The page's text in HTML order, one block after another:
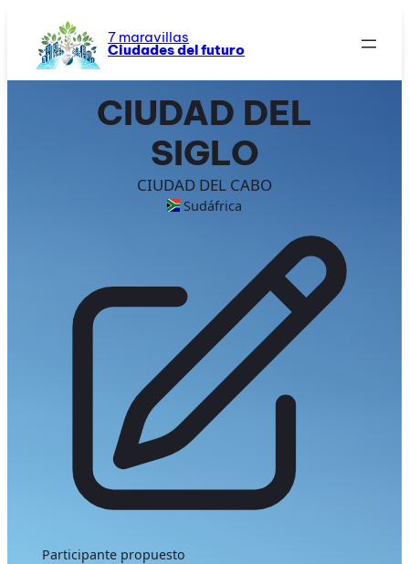
contenido
7 maravillas
Ciudades del futuro
CIUDAD DEL
SIGLO
CIUDAD DEL CABO
Sudáfrica
Participante propuesto